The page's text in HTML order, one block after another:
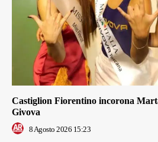
Castiglion Fiorentino incorona
Givova
8 Agosto 2026 15:23